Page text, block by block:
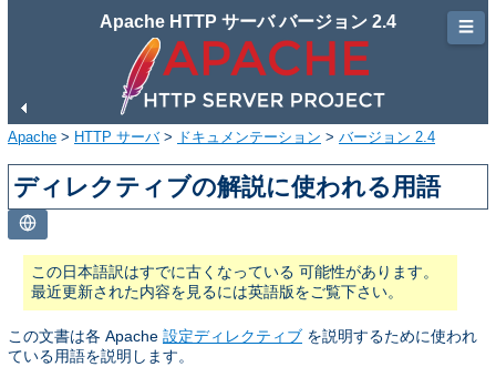
Apache HTTP サーバ バージョン 2.4
Apache > HTTP サーバ> ドキュメンテーション > バージョン 2.4
ディレクティブの解説に使われる用語
この日本語訳はすでに古くなっている 可能性があります。
最近更新された内容を見るには英語版をご覧下さい。
この文書は各 Apache 設定ディレクティブ を説明するために使われ
ている用語を説明します。
☰